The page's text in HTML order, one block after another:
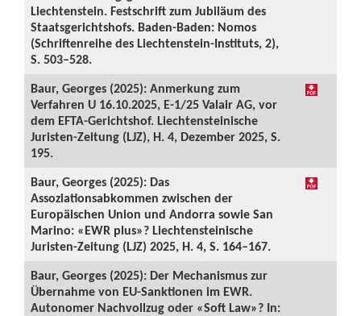
Liechtenstein. Festschrift zum Jubiläum des
Staatsgerichtshofs. Baden-Baden: Nomos
(Schriftenreihe des Liechtenstein-Instituts, 2),
S. 503–528.
Baur, Georges (2025): Anmerkung zum
Verfahren U 16.10.2025, E-1/25 Valair AG, vor
dem EFTA-Gerichtshof. Liechtensteinische
Juristen-Zeitung (LJZ), H. 4, Dezember 2025, S.
195.
Baur, Georges (2025): Das
Assoziationsabkommen zwischen der
Europäischen Union und Andorra sowie San
Marino: «EWR plus»? Liechtensteinische
Juristen-Zeitung (LJZ) 2025, H. 4, S. 164–167.
Baur, Georges (2025): Der Mechanismus zur
Übernahme von EU-Sanktionen im EWR.
Autonomer Nachvollzug oder «Soft Law»? In: